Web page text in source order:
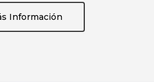
Información